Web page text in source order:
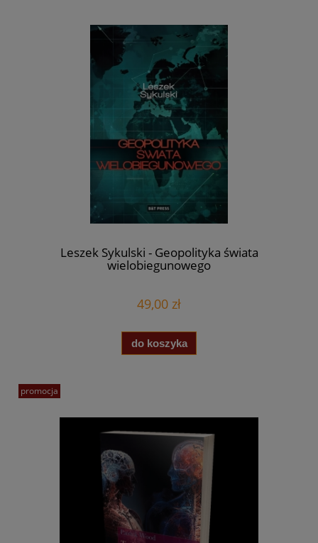
Leszek Sykulski - Geopolityka świata
wielobiegunowego
49,00 zł
do koszyka
promocja